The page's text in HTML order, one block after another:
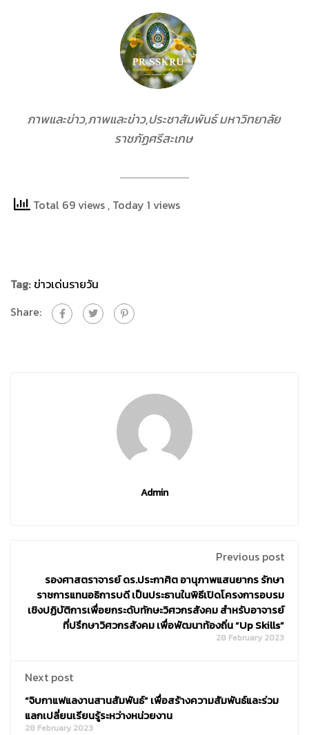
ภาพและข่าว,ภาพและข่าว,ประชาสัมพันธ์ มหาวิทยาลัย
ราชภัฏศรีสะเกษ
Total 69 views , Today 1 views
Tag: ข่าวเด่นรายวัน
Share:
Admin
Previous post
รองศาสตราจารย์ ดร.ประกาศิต อานุภาพแสนยากร รักษา
ราชการแทนอธิการบดี เป็นประธานในพิธีเปิดโครงการอบรม
เชิงปฏิบัติการเพื่อยกระดับทักษะวิศวกรสังคม สำหรับอาจารย์
ที่ปรึกษาวิศวกรสังคม เพื่อพัฒนาท้องถิ่น “Up Skills”
28 February 2023
Next post
“จิบกาแฟแลงานสานสัมพันธ์” เพื่อสร้างความสัมพันธ์และร่วม
แลกเปลี่ยนเรียนรู้ระหว่างหน่วยงาน
28 February 2023